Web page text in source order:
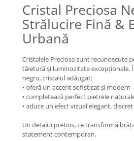
Brățări din Argint cu pietre
semiprețioase
Brățări elastice cu pietre
semiprețioase
BRĂȚĂRI DE PICIOR
Brățări de picior din Aur
Brățări de picior din Argint
COLIERE
Coliere cu mărgele colorate și
Argint
Coliere cu pietre semiprețioase
Cristal Preciosa
Strălucire Fină &
Urbană
Cristalele Preciosa sunt recunoscute
tăietură și luminozitate excepționale.
negru, cristalul adăugat:
• oferă un accent sofisticat și modern
• completează perfect pietrele
• aduce un efect vizual elegant,
Un detaliu prețios, ce transformă
statement contemporan.